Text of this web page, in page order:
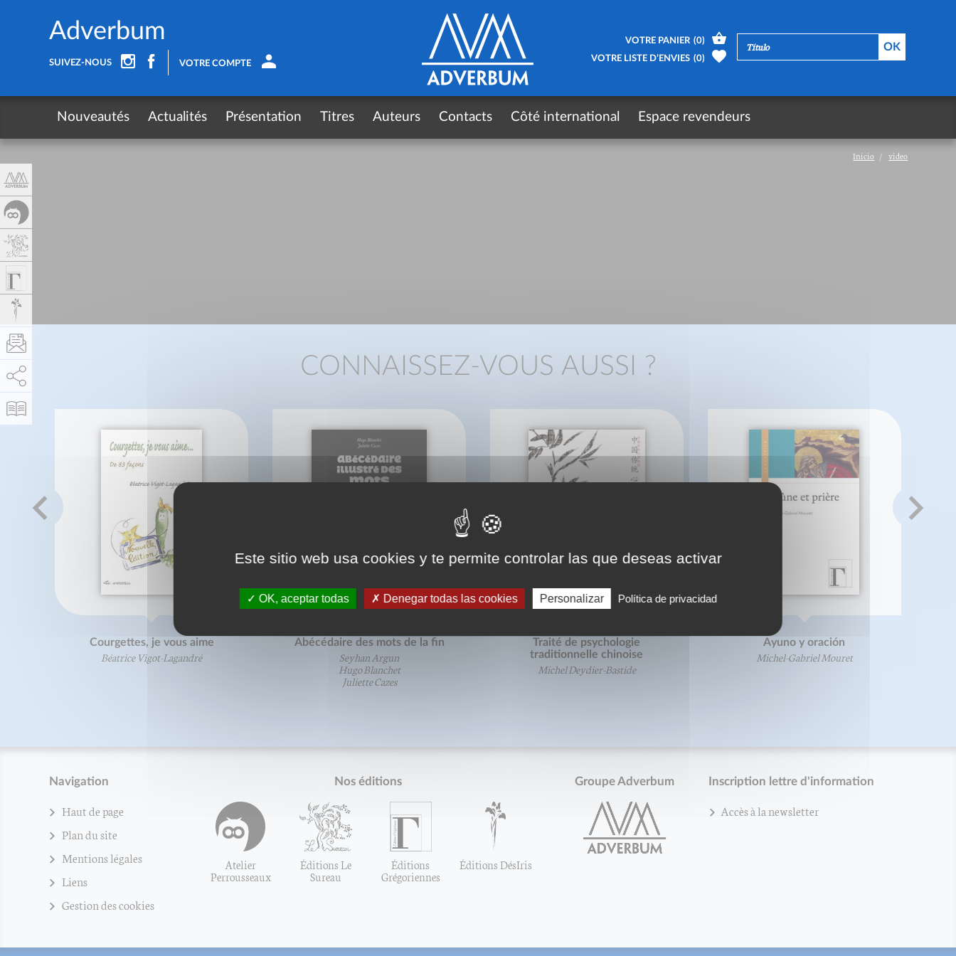
Inicio video
CONNAISSEZ-VOUS AUSSI ?
Courgettes, je vous aime
Béatrice Vigot-Lagandré
Abécédaire des mots de la fin
Seyhan Argun
Hugo Blanchet
Juliette Cazes
Traité de psychologie
traditionnelle chinoise
Michel Deydier-Bastide
Ayuno y oración
Michel-Gabriel Mouret
Navigation
Haut de page
Plan du site
Mentions légales
Liens
Gestion des cookies
Nos éditions
Atelier
Perrousseaux
Éditions Le
Sureau
Éditions
Grégoriennes
Éditions DésIris
Groupe Adverbum Inscription lettre d'information
Accès à la newsletter
Adverbum
SUIVEZ-NOUS VOTRE COMPTE
VOTRE PANIER (0)
VOTRE LISTE D’ENVIES (0)
Nouveautés Actualités Présentation Titres Auteurs Contacts Côté international Espace revendeurs
Este sitio web usa cookies y te permite controlar las que deseas activar
OK, aceptar todas Denegar todas las cookies Personalizar Política de privacidad